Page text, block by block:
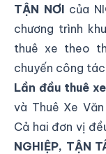
TẬN NƠI của
chương trình
thuê xe theo
chuyến công
Lần đầu thuê
và Thuê Xe
Cả hai đơn vị
NGHIỆP, TẬN